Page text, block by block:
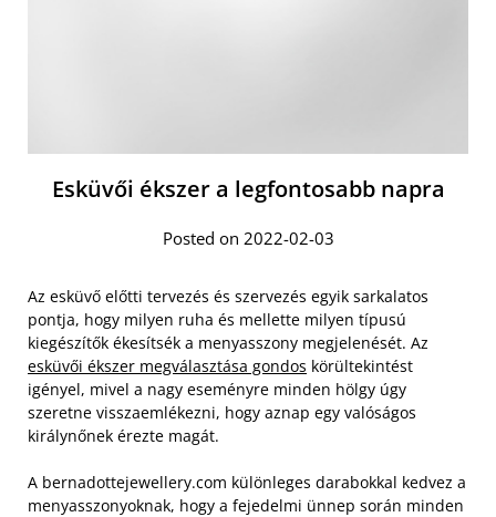
Esküvői ékszer a legfontosabb napra
Posted on 2022-02-03
Az esküvő előtti tervezés és szervezés egyik sarkalatos
pontja, hogy milyen ruha és mellette milyen típusú
kiegészítők ékesítsék a menyasszony megjelenését. Az
esküvői ékszer megválasztása gondos körültekintést
igényel, mivel a nagy eseményre minden hölgy úgy
szeretne visszaemlékezni, hogy aznap egy valóságos
királynőnek érezte magát.
A bernadottejewellery.com különleges darabokkal kedvez a
menyasszonyoknak, hogy a fejedelmi ünnep során minden